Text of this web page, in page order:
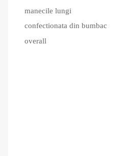
manecile lungi
confectionata din bumbac
overall